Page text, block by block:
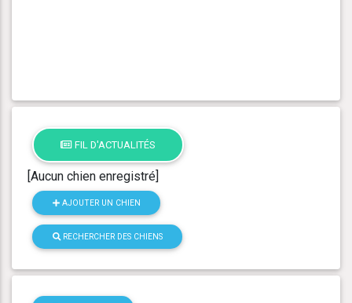
FIL D'ACTUALITÉS
[Aucun chien enregistré]
AJOUTER UN CHIEN
RECHERCHER DES CHIENS